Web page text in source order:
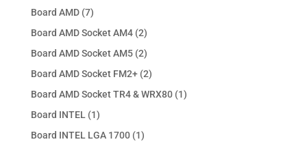
producto
Board AMD 77
productos
Board AMD Socket AM4 22
productos
Board AMD Socket AM5 22
productos
Board AMD Socket FM2+ 22
productos
Board AMD Socket TR4 & WRX80 11
Board INTEL 11
producto
Board INTEL LGA 1700 11